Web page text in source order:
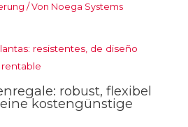
/ Von Noega Systems
robust, flexibel
kostengünstige